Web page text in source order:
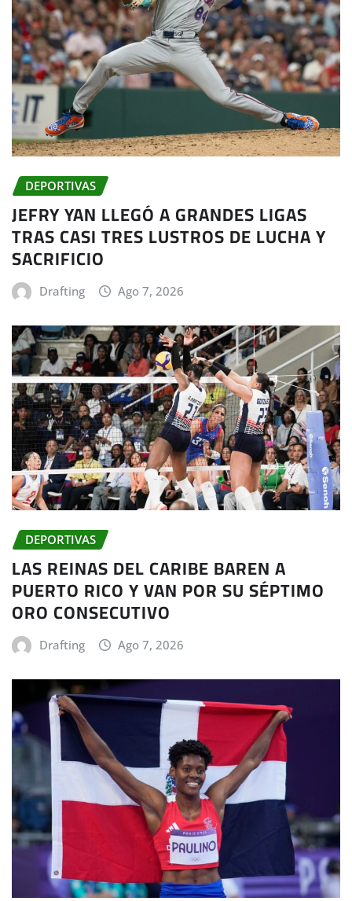
DEPORTIVAS
JEFRY YAN LLEGÓ A GRANDES LIGAS
TRAS CASI TRES LUSTROS DE LUCHA Y
SACRIFICIO
Drafting Ago 7, 2026
DEPORTIVAS
LAS REINAS DEL CARIBE BAREN A
PUERTO RICO Y VAN POR SU SÉPTIMO
ORO CONSECUTIVO
Drafting Ago 7, 2026